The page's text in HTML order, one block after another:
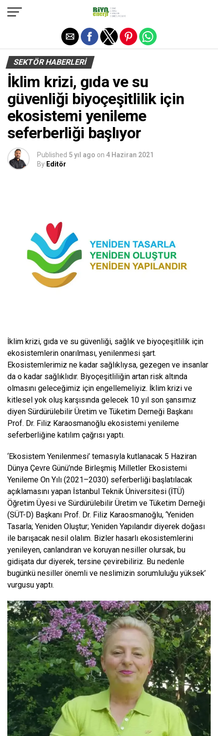
SEKTÖR HABERLERI
İklim krizi, gıda ve su
güvenliği biyoçeşitlilik için
ekosistemi yenileme
seferberliği başlıyor
Published 5 yıl ago on 4 Haziran 2021
By Editör
İklim krizi, gıda ve su güvenliği, sağlık ve biyoçeşitlilik için
ekosistemlerin onarılması, yenilenmesi şart.
Ekosistemlerimiz ne kadar sağlıklıysa, gezegen ve insanlar
da o kadar sağlıklıdır. Biyoçeşitliliğin artan risk altında
olmasını geleceğimiz için engellemeliyiz. İklim krizi ve
kitlesel yok oluş karşısında gelecek 10 yıl son şansımız
diyen Sürdürülebilir Üretim ve Tüketim Derneği Başkanı
Prof. Dr. Filiz Karaosmanoğlu ekosistemi yenileme
seferberliğine katılım çağrısı yaptı.
‘Ekosistem Yenilenmesi’ temasıyla kutlanacak 5 Haziran
Dünya Çevre Günü’nde Birleşmiş Milletler Ekosistemi
Yenileme On Yılı (2021–2030) seferberliği başlatılacak
açıklamasını yapan İstanbul Teknik Üniversitesi (İTÜ)
Öğretim Üyesi ve Sürdürülebilir Üretim ve Tüketim Derneği
(SÜT-D) Başkanı Prof. Dr. Filiz Karaosmanoğlu, ‘Yeniden
Tasarla; Yeniden Oluştur; Yeniden Yapılandır diyerek doğası
ile barışacak nesil olalım. Bizler hasarlı ekosistemlerini
yenileyen, canlandıran ve koruyan nesiller olursak, bu
gidişata dur diyerek, tersine çevirebiliriz. Bu nedenle
bugünkü nesiller önemli ve neslimizin sorumluluğu yüksek’
vurgusu yaptı.
Exit mobile version